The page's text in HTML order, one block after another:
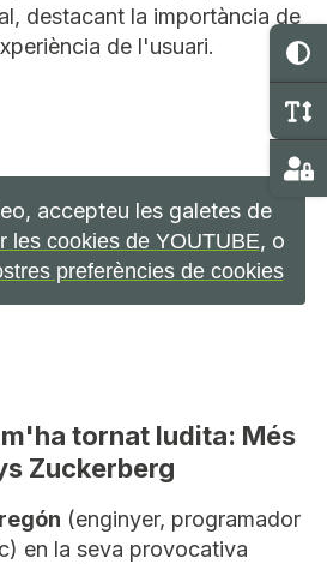
destacant la importància de
de l'usuari.
accepteu les galetes de
les cookies de YOUTUBE, o
preferències de cookies
tornat ludita: Més
Zuckerberg
(enginyer, programador
en la seva provocativa